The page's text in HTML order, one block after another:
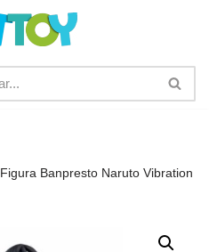
Figura Banpresto Naruto Vibration